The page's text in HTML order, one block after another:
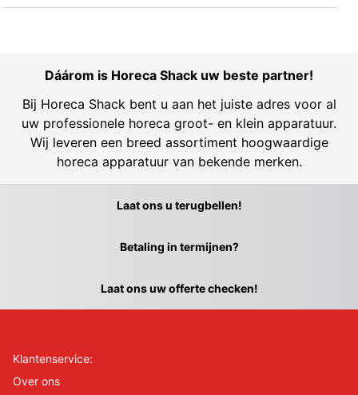
Dáárom is Horeca Shack uw beste partner!
Bij Horeca Shack bent u aan het juiste adres voor al
uw professionele horeca groot- en klein apparatuur.
Wij leveren een breed assortiment hoogwaardige
horeca apparatuur van bekende merken.
Laat ons u terugbellen!
Betaling in termijnen?
Laat ons uw offerte checken!
Klantenservice:
Over ons